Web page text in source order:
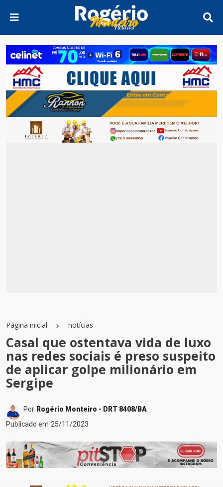
Página inicial notícias
Casal que ostentava vida de luxo
nas redes sociais é preso suspeito
de aplicar golpe milionário em
Sergipe
Por Rogério Monteiro - DRT 8408/BA
Publicado em 25/11/2023